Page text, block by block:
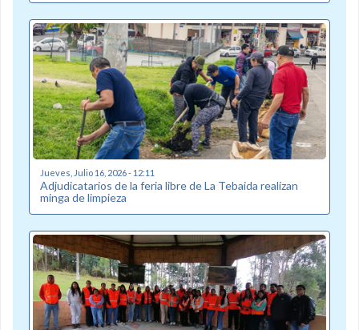
Jueves, Julio 16, 2026 - 12:11
Adjudicatarios de la feria libre de La Tebaida realizan
minga de limpieza